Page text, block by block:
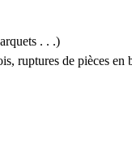
. . .)
ruptures de pièces en